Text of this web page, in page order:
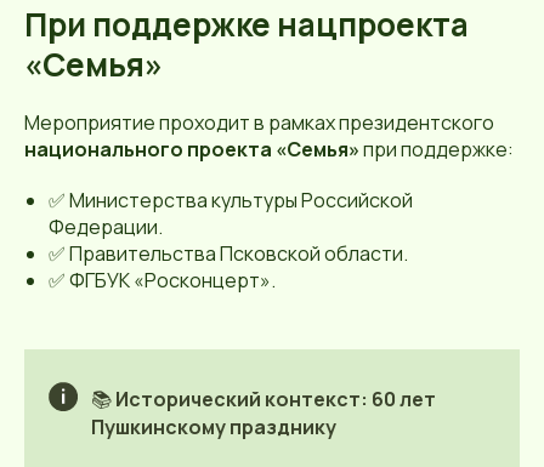
При поддержке нацпроекта
«Семья»
Мероприятие проходит в рамках президентского
национального проекта «Семья»при поддержке:
✅ Министерства культуры Российской
Федерации.
✅ Правительства Псковской области.
✅ ФГБУК «Росконцерт».
📚Исторический контекст: 60 лет
Пушкинскому празднику